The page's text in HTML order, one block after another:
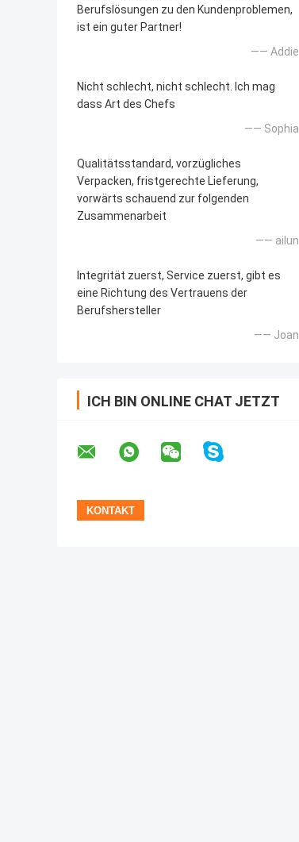
Berufslösungen zu den Kundenproblemen,
ist ein guter Partner!
—— Addie
Nicht schlecht, nicht schlecht. Ich mag
dass Art des Chefs
—— Sophia
Qualitätsstandard, vorzügliches
Verpacken, fristgerechte Lieferung,
vorwärts schauend zur folgenden
Zusammenarbeit
—— ailun
Integrität zuerst, Service zuerst, gibt es
eine Richtung des Vertrauens der
Berufshersteller
—— Joan
ICH BIN ONLINE CHAT JETZT